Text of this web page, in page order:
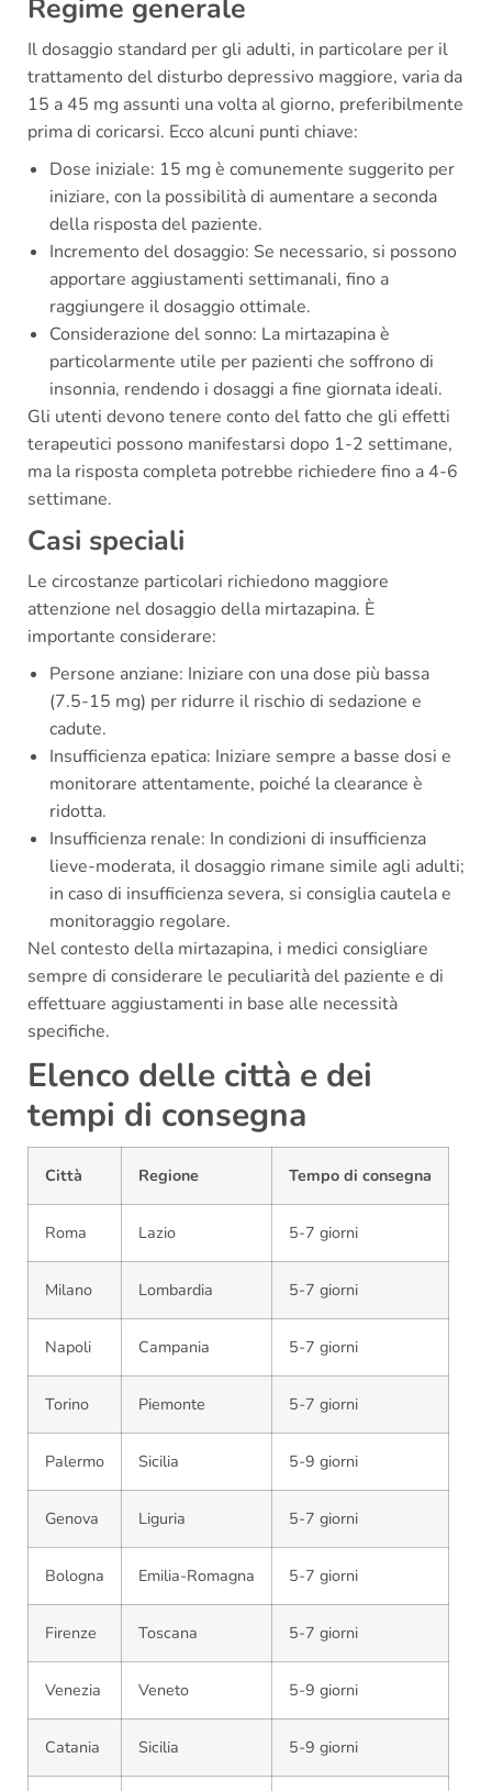
Regime generale
Il dosaggio standard per gli adulti, in particolare per il
trattamento del disturbo depressivo maggiore, varia da
15 a 45 mg assunti una volta al giorno, preferibilmente
prima di coricarsi. Ecco alcuni punti chiave:
Dose iniziale: 15 mg è comunemente suggerito per
iniziare, con la possibilità di aumentare a seconda
della risposta del paziente.
Incremento del dosaggio: Se necessario, si possono
apportare aggiustamenti settimanali, fino a
raggiungere il dosaggio ottimale.
Considerazione del sonno: La mirtazapina è
particolarmente utile per pazienti che soffrono di
insonnia, rendendo i dosaggi a fine giornata ideali.
Gli utenti devono tenere conto del fatto che gli effetti
terapeutici possono manifestarsi dopo 1-2 settimane,
ma la risposta completa potrebbe richiedere fino a 4-6
settimane.
Casi speciali
Le circostanze particolari richiedono maggiore
attenzione nel dosaggio della mirtazapina. È
importante considerare:
Persone anziane: Iniziare con una dose più bassa
(7.5-15 mg) per ridurre il rischio di sedazione e
cadute.
Insufficienza epatica: Iniziare sempre a basse dosi e
monitorare attentamente, poiché la clearance è
ridotta.
Insufficienza renale: In condizioni di insufficienza
lieve-moderata, il dosaggio rimane simile agli adulti;
in caso di insufficienza severa, si consiglia cautela e
monitoraggio regolare.
Nel contesto della mirtazapina, i medici consigliare
sempre di considerare le peculiarità del paziente e di
effettuare aggiustamenti in base alle necessità
specifiche.
Elenco delle città e dei
tempi di consegna
Città Regione Tempo di consegna
Roma Lazio 5-7 giorni
Milano Lombardia 5-7 giorni
Napoli Campania 5-7 giorni
Torino Piemonte 5-7 giorni
Palermo Sicilia 5-9 giorni
Genova Liguria 5-7 giorni
Bologna Emilia-Romagna 5-7 giorni
Firenze Toscana 5-7 giorni
Venezia Veneto 5-9 giorni
Catania Sicilia 5-9 giorni